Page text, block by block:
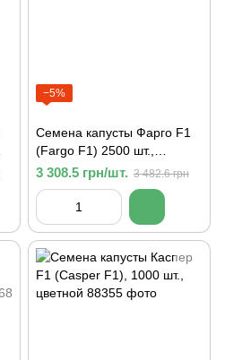
−5%
Семена капусты Фарго F1
(Fargo F1) 2500 шт.,
цветной
3 308.5 грн/шт. 3 482.6 грн